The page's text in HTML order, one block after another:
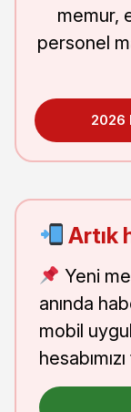
memur,
personel
2026
Artık
Yeni
anında
mobil